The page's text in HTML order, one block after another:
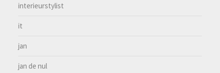
interieurstylist
it
jan
jan de nul